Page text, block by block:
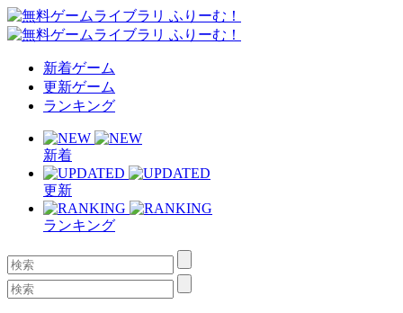
新着ゲーム
更新ゲーム
ランキング
新着
更新
ランキング